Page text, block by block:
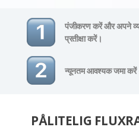
पंजीकरण करें और अपने
प्रतीक्षा करें।
न्यूनतम आवश्यक जमा करें
PÅLITELIG